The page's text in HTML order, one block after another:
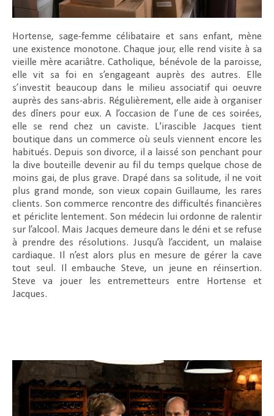
Hortense, sage-femme célibataire et sans enfant, mène
une existence monotone. Chaque jour, elle rend visite à sa
vieille mère acariâtre. Catholique, bénévole de la paroisse,
elle vit sa foi en s’engageant auprès des autres. Elle
s’investit beaucoup dans le milieu associatif qui oeuvre
auprès des sans-abris. Régulièrement, elle aide à organiser
des dîners pour eux. A l’occasion de l’une de ces soirées,
elle se rend chez un caviste. L'irascible Jacques tient
boutique dans un commerce où seuls viennent encore les
habitués. Depuis son divorce, il a laissé son penchant pour
la dive bouteille devenir au fil du temps quelque chose de
moins gai, de plus grave. Drapé dans sa solitude, il ne voit
plus grand monde, son vieux copain Guillaume, les rares
clients. Son commerce rencontre des difficultés financières
et périclite lentement. Son médecin lui ordonne de ralentir
sur l’alcool. Mais Jacques demeure dans le déni et se refuse
à prendre des résolutions. Jusqu’à l’accident, un malaise
cardiaque. Il n’est alors plus en mesure de gérer la cave
tout seul. Il embauche Steve, un jeune en réinsertion.
Steve va jouer les entremetteurs entre Hortense et
Jacques.